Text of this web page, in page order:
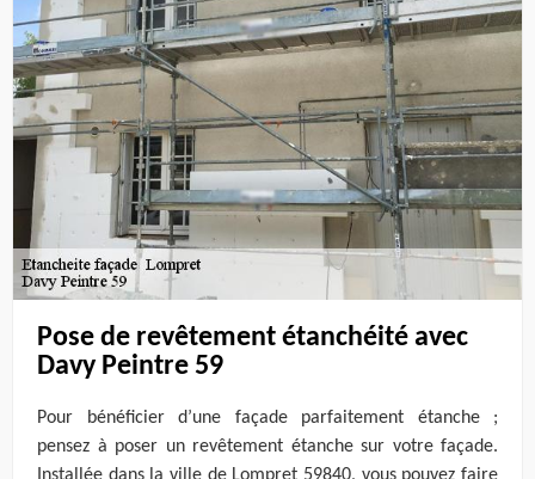
Pose de revêtement étanchéité avec
Davy Peintre 59
Pour bénéficier d’une façade parfaitement étanche ;
pensez à poser un revêtement étanche sur votre façade.